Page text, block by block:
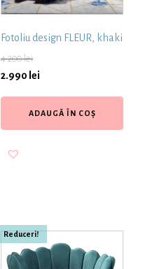
Fotoliu design FLEUR, khaki
4.200lei
2.990 lei
ADAUGĂ ÎN COȘ
Reduceri!